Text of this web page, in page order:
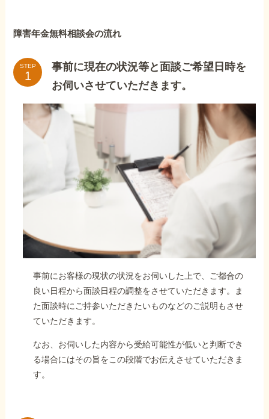
障害年金無料相談会の流れ
STEP
事前に現在の状況等と面談ご希望日時を
お伺いさせていただきます。
事前にお客様の現状の状況をお伺いした上で、ご都合の
良い日程から面談日程の調整をさせていただきます。ま
た面談時にご持参いただきたいものなどのご説明もさせ
ていただきます。
なお、お伺いした内容から受給可能性が低いと判断でき
る場合にはその旨をこの段階でお伝えさせていただきま
す。